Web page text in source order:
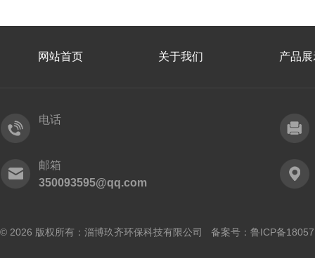
网站首页 关于我们 产品展
电话
邮箱
350093595@qq.com
© 2026 版权所有：淄博玖齐环保科技有限公司 备案号： 鲁ICP备